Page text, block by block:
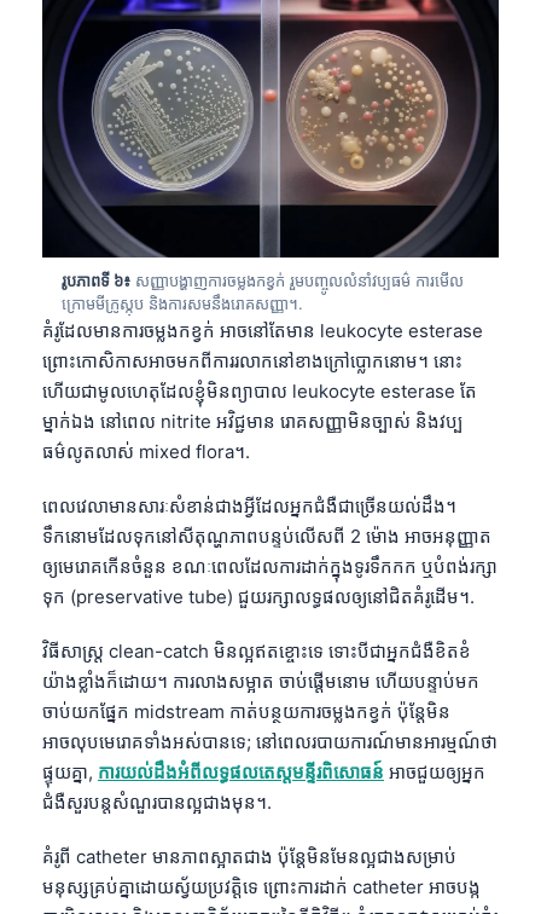
រូបភាពទី ៦៖ សញ្ញាបង្ហាញការចម្លងកខ្វក់ រួមបញ្ចូលលំនាំវប្បធម៌ ការមើល
ក្រោមមីក្រូស្កុប និងការសមនឹងរោគសញ្ញា។.
គំរូដែលមានការចម្លងកខ្វក់ អាចនៅតែមាន leukocyte esterase
ព្រោះកោសិកាសអាចមកពីការរលាកនៅខាងក្រៅប្លោកនោម។ នោះ
ហើយជាមូលហេតុដែលខ្ញុំមិនព្យាបាល leukocyte esterase តែ
ម្នាក់ឯង នៅពេល nitrite អវិជ្ជមាន រោគសញ្ញាមិនច្បាស់ និងវប្ប
ធម៌លូតលាស់ mixed flora។.
ពេលវេលាមានសារៈសំខាន់ជាងអ្វីដែលអ្នកជំងឺជាច្រើនយល់ដឹង។
ទឹកនោមដែលទុកនៅសីតុណ្ហភាពបន្ទប់លើសពី 2 ម៉ោង អាចអនុញ្ញាត
ឲ្យមេរោគកើនចំនួន ខណៈពេលដែលការដាក់ក្នុងទូរទឹកកក ឬបំពង់រក្សា
ទុក (preservative tube) ជួយរក្សាលទ្ធផលឲ្យនៅជិតគំរូដើម។.
វិធីសាស្ត្រ clean-catch មិនល្អឥតខ្ចោះទេ ទោះបីជាអ្នកជំងឺខិតខំ
យ៉ាងខ្លាំងក៏ដោយ។ ការលាងសម្អាត ចាប់ផ្តើមនោម ហើយបន្ទាប់មក
ចាប់យកផ្នែក midstream កាត់បន្ថយការចម្លងកខ្វក់ ប៉ុន្តែមិន
អាចលុបមេរោគទាំងអស់បានទេ; នៅពេលរបាយការណ៍មានអារម្មណ៍ថា
ផ្ទុយគ្នា, ការយល់ដឹងអំពីលទ្ធផលតេស្តមន្ទីរពិសោធន៍ អាចជួយឲ្យអ្នក
ជំងឺសួរបន្តសំណួរបានល្អជាងមុន។.
គំរូពី catheter មានភាពស្អាតជាង ប៉ុន្តែមិនមែនល្អជាងសម្រាប់
មនុស្សគ្រប់គ្នាដោយស្វ័យប្រវត្តិទេ ព្រោះការដាក់ catheter អាចបង្ក
ಕನ್ನಡ
മലയാളം
Bahasa Melayu
Tiếng Việt
Tagalog
ไทย
ဗမာစာ
Kiswahili
አማርኛ
Українська
Català
Қазақ тілі
Suomi
Hrvatski
Slovenčina
كوردی‎
پښتو
سنڌي
සිංහල
অসমীয়া
Galego
Latviešu valoda